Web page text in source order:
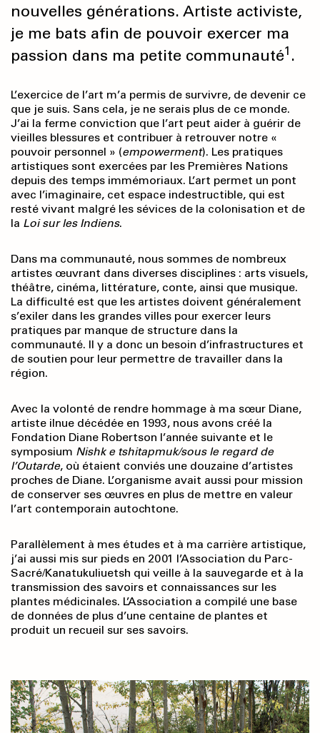
nouvelles générations. Artiste activiste,
je me bats afin de pouvoir exercer ma
passion dans ma petite communauté1 .
L’exercice de l’art m’a permis de survivre, de devenir ce
que je suis. Sans cela, je ne serais plus de ce monde.
J’ai la ferme conviction que l’art peut aider à guérir de
vieilles blessures et contribuer à retrouver notre «
pouvoir personnel » (empowerment). Les pratiques
artistiques sont exercées par les Premières Nations
depuis des temps immémoriaux. L’art permet un pont
avec l’imaginaire, cet espace indestructible, qui est
resté vivant malgré les sévices de la colonisation et de
la Loi sur les Indiens.
Dans ma communauté, nous sommes de nombreux
artistes œuvrant dans diverses disciplines : arts visuels,
théâtre, cinéma, littérature, conte, ainsi que musique.
La difficulté est que les artistes doivent généralement
s’exiler dans les grandes villes pour exercer leurs
pratiques par manque de structure dans la
communauté. Il y a donc un besoin d’infrastructures et
de soutien pour leur permettre de travailler dans la
région.
Avec la volonté de rendre hommage à ma sœur Diane,
artiste ilnue décédée en 1993, nous avons créé la
Fondation Diane Robertson l’année suivante et le
symposium Nishk e tshitapmuk/sous le regard de
l’Outarde, où étaient conviés une douzaine d’artistes
proches de Diane. L’organisme avait aussi pour mission
de conserver ses œuvres en plus de mettre en valeur
l’art contemporain autochtone.
Parallèlement à mes études et à ma carrière artistique,
j’ai aussi mis sur pieds en 2001 l’Association du Parc-
Sacré/Kanatukuliuetsh qui veille à la sauvegarde et à la
transmission des savoirs et connaissances sur les
plantes médicinales. L’Association a compilé une base
de données de plus d’une centaine de plantes et
produit un recueil sur ses savoirs.